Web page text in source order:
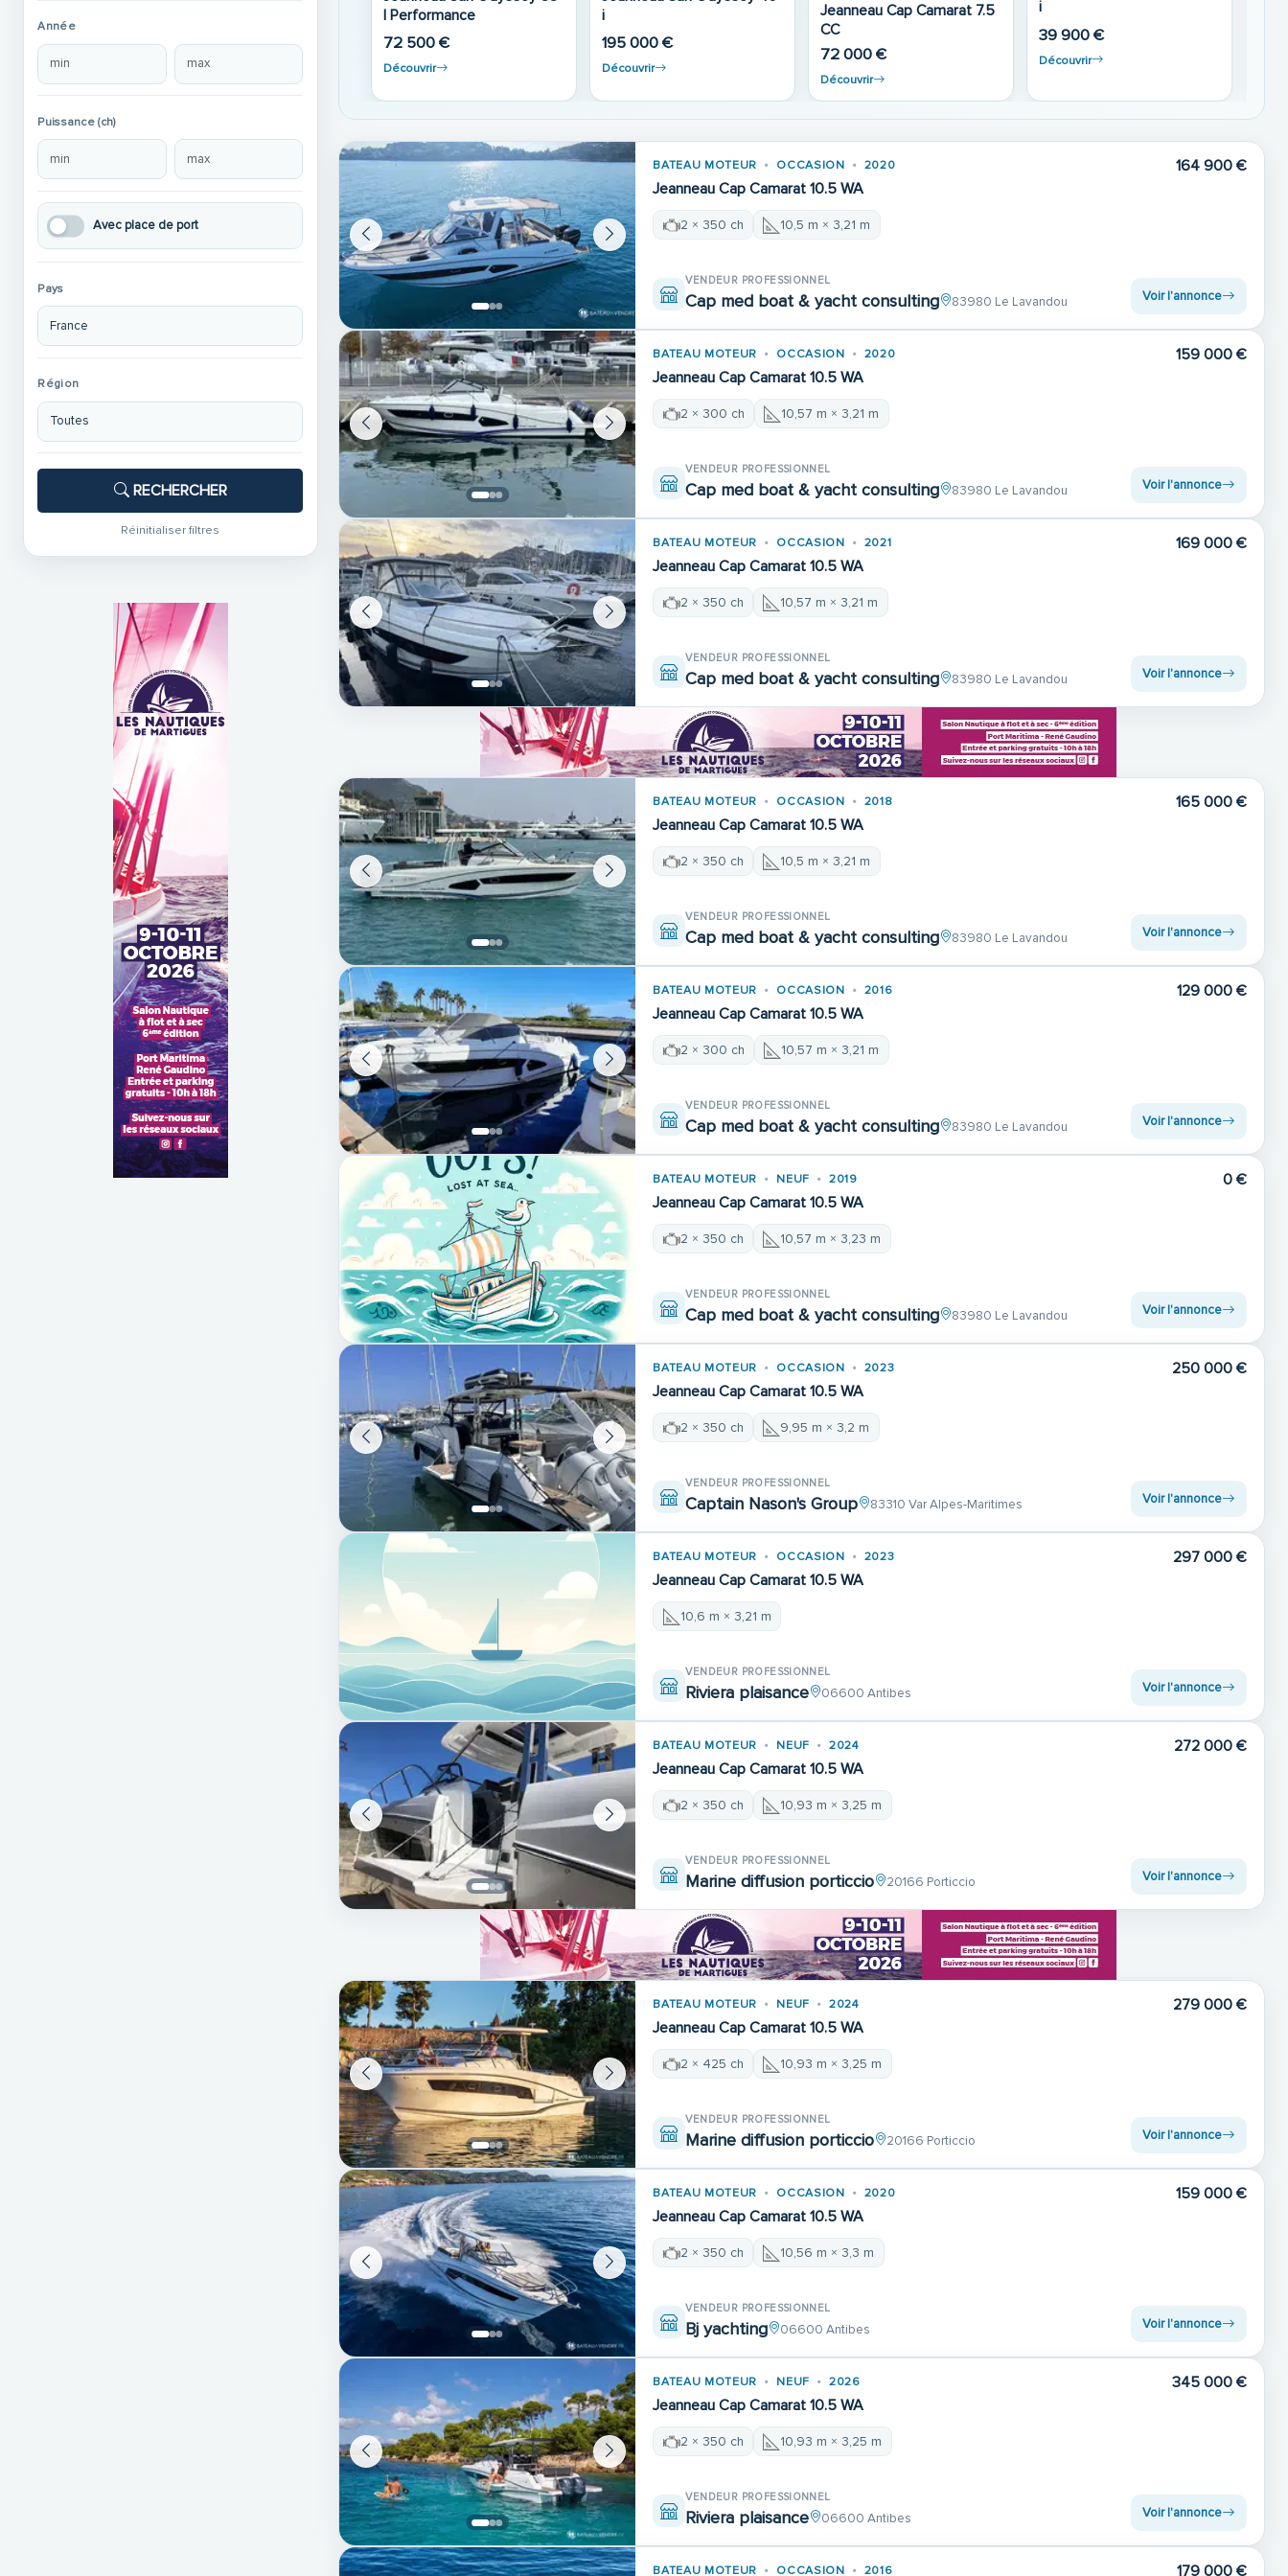
Année
Puissance (ch)
Avec place de port
Pays
Région
RECHERCHER
Réinitialiser filtres
Découvrir
A partir de17 800 €
Découvrir
Jeanneau Skanes 750
Jeanneau CAP CAMARAT
7.5 WA S2
57 500 €
Découvrir
Jeanneau Cap Camarat
755 WA
25 000 €
BATEAU MOTEUR OCCASION 2020
Jeanneau Cap Camarat 10.5 WA
164 900 €
2 × 350 ch 10,5 m × 3,21 m
VENDEUR PROFESSIONNEL
Cap med boat & yacht consulting 83980 Le Lavandou Voir l'annonce
BATEAU MOTEUR OCCASION 2020
Jeanneau Cap Camarat 10.5 WA
159 000 €
2 × 300 ch 10,57 m × 3,21 m
VENDEUR PROFESSIONNEL
Cap med boat & yacht consulting 83980 Le Lavandou Voir l'annonce
BATEAU MOTEUR OCCASION 2021
Jeanneau Cap Camarat 10.5 WA
169 000 €
2 × 350 ch 10,57 m × 3,21 m
VENDEUR PROFESSIONNEL
Cap med boat & yacht consulting 83980 Le Lavandou Voir l'annonce
BATEAU MOTEUR OCCASION 2018
Jeanneau Cap Camarat 10.5 WA
165 000 €
2 × 350 ch 10,5 m × 3,21 m
VENDEUR PROFESSIONNEL
Cap med boat & yacht consulting 83980 Le Lavandou Voir l'annonce
BATEAU MOTEUR OCCASION 2016
Jeanneau Cap Camarat 10.5 WA
129 000 €
2 × 300 ch 10,57 m × 3,21 m
VENDEUR PROFESSIONNEL
Cap med boat & yacht consulting 83980 Le Lavandou Voir l'annonce
BATEAU MOTEUR NEUF 2019
Jeanneau Cap Camarat 10.5 WA
0 €
2 × 350 ch 10,57 m × 3,23 m
VENDEUR PROFESSIONNEL
Cap med boat & yacht consulting 83980 Le Lavandou Voir l'annonce
BATEAU MOTEUR OCCASION 2023
Jeanneau Cap Camarat 10.5 WA
250 000 €
2 × 350 ch 9,95 m × 3,2 m
VENDEUR PROFESSIONNEL
Captain Nason's Group 83310 Var Alpes-Maritimes Voir l'annonce
BATEAU MOTEUR OCCASION 2023
Jeanneau Cap Camarat 10.5 WA
297 000 €
10,6 m × 3,21 m
VENDEUR PROFESSIONNEL
Riviera plaisance 06600 Antibes Voir l'annonce
BATEAU MOTEUR NEUF 2024
Jeanneau Cap Camarat 10.5 WA
272 000 €
2 × 350 ch 10,93 m × 3,25 m
VENDEUR PROFESSIONNEL
Marine diffusion porticcio 20166 Porticcio Voir l'annonce
BATEAU MOTEUR NEUF 2024
Jeanneau Cap Camarat 10.5 WA
279 000 €
2 × 425 ch 10,93 m × 3,25 m
VENDEUR PROFESSIONNEL
Marine diffusion porticcio 20166 Porticcio Voir l'annonce
BATEAU MOTEUR OCCASION 2020
Jeanneau Cap Camarat 10.5 WA
159 000 €
2 × 350 ch 10,56 m × 3,3 m
VENDEUR PROFESSIONNEL
Bj yachting 06600 Antibes Voir l'annonce
BATEAU MOTEUR NEUF 2026
Jeanneau Cap Camarat 10.5 WA
345 000 €
2 × 350 ch 10,93 m × 3,25 m
VENDEUR PROFESSIONNEL
Riviera plaisance 06600 Antibes Voir l'annonce
BATEAU MOTEUR OCCASION 2016 179 000 €